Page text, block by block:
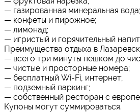
— газированная минеральная вода;
— конфеты и пирожное;
— лимонад;
— игристый и горячительный
Преимущества отдыха в
— всего три минуты пешком до
— чистые и просторные номера;
— бесплатный Wi-Fi, интернет;
— подземный паркинг;
— собственный ресторан с
Купоны могут суммироваться.